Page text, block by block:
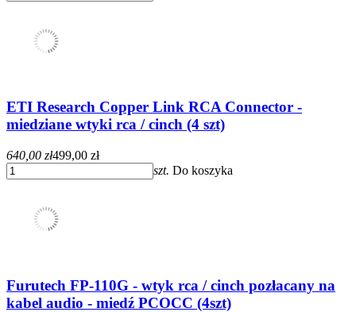
ETI Research Copper Link RCA Connector -
miedziane wtyki rca / cinch (4 szt)
640,00 zł499,00 zł
szt. Do koszyka
Furutech FP-110G - wtyk rca / cinch pozłacany na
kabel audio - miedź PCOCC (4szt)